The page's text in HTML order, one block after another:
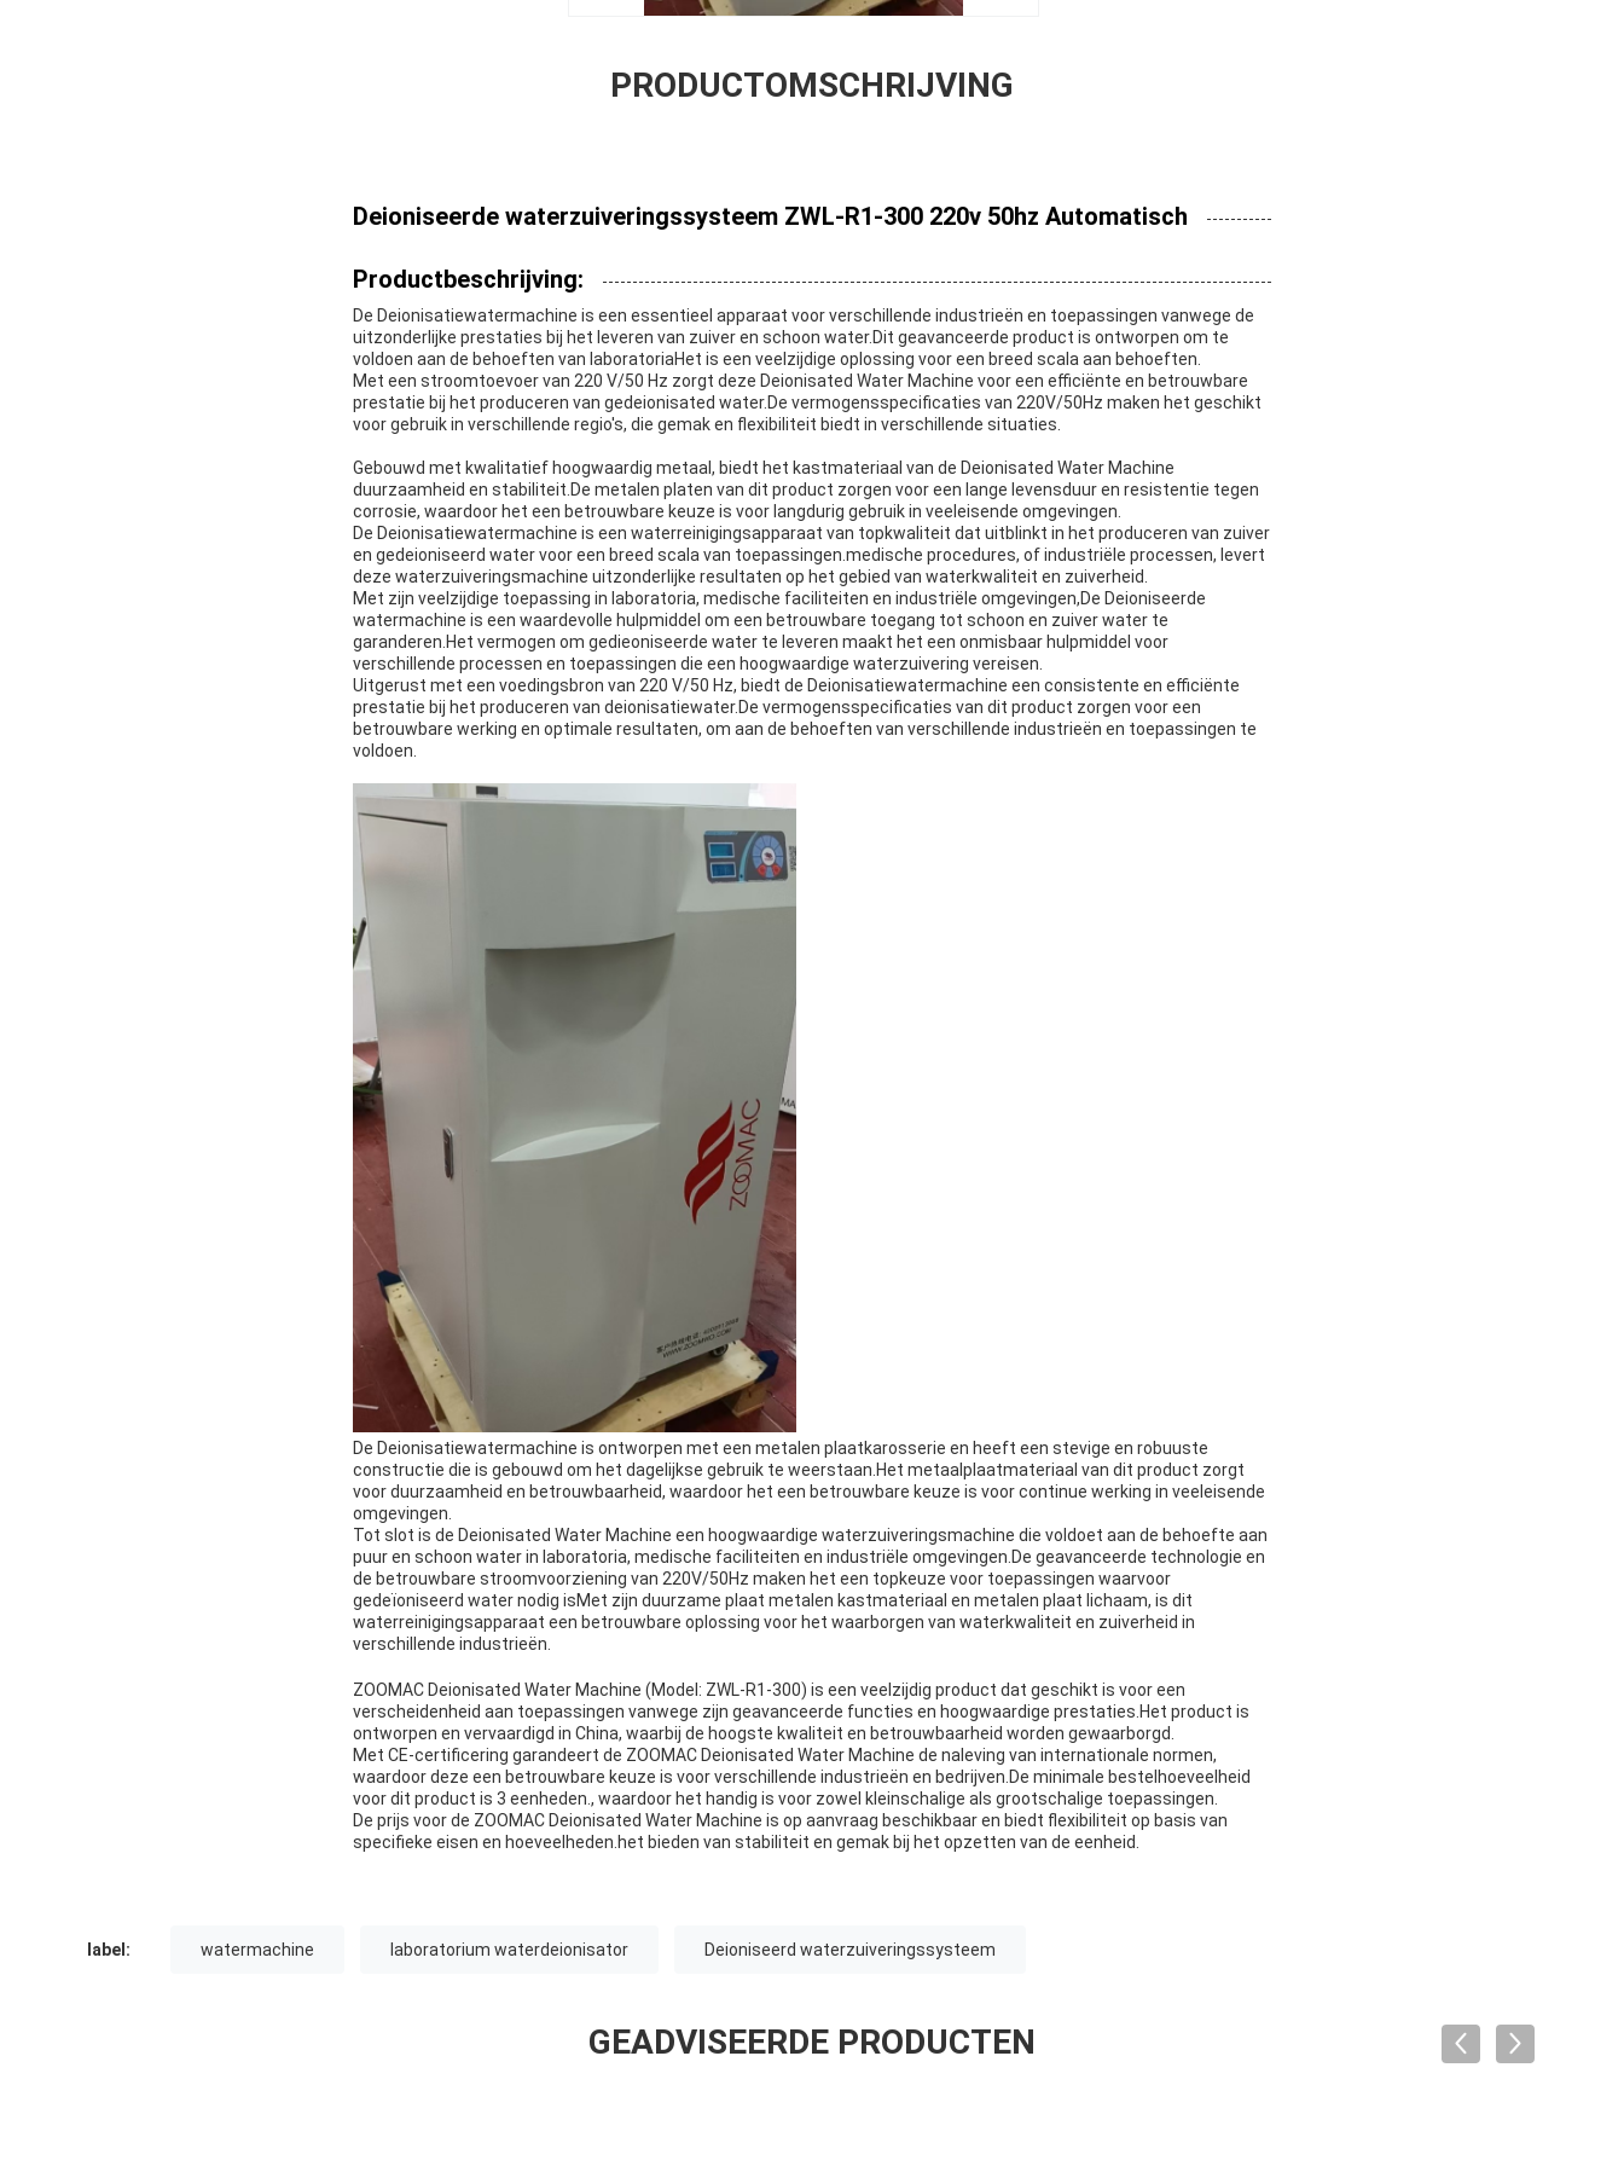
PRODUCTOMSCHRIJVING
Deioniseerde waterzuiveringssysteem ZWL-R1-300 220v 50hz Automatisch
Productbeschrijving:
De Deionisatiewatermachine is een essentieel apparaat voor verschillende industrieën en toepassingen vanwege de
uitzonderlijke prestaties bij het leveren van zuiver en schoon water.Dit geavanceerde product is ontworpen om te
voldoen aan de behoeften van laboratoriaHet is een veelzijdige oplossing voor een breed scala aan behoeften.
Met een stroomtoevoer van 220 V/50 Hz zorgt deze Deionisated Water Machine voor een efficiënte en betrouwbare
prestatie bij het produceren van gedeionisated water.De vermogensspecificaties van 220V/50Hz maken het geschikt
voor gebruik in verschillende regio's, die gemak en flexibiliteit biedt in verschillende situaties.
Gebouwd met kwalitatief hoogwaardig metaal, biedt het kastmateriaal van de Deionisated Water Machine
duurzaamheid en stabiliteit.De metalen platen van dit product zorgen voor een lange levensduur en resistentie tegen
corrosie, waardoor het een betrouwbare keuze is voor langdurig gebruik in veeleisende omgevingen.
De Deionisatiewatermachine is een waterreinigingsapparaat van topkwaliteit dat uitblinkt in het produceren van zuiver
en gedeioniseerd water voor een breed scala van toepassingen.medische procedures, of industriële processen, levert
deze waterzuiveringsmachine uitzonderlijke resultaten op het gebied van waterkwaliteit en zuiverheid.
Met zijn veelzijdige toepassing in laboratoria, medische faciliteiten en industriële omgevingen,De Deioniseerde
watermachine is een waardevolle hulpmiddel om een betrouwbare toegang tot schoon en zuiver water te
garanderen.Het vermogen om gedieoniseerde water te leveren maakt het een onmisbaar hulpmiddel voor
verschillende processen en toepassingen die een hoogwaardige waterzuivering vereisen.
Uitgerust met een voedingsbron van 220 V/50 Hz, biedt de Deionisatiewatermachine een consistente en efficiënte
prestatie bij het produceren van deionisatiewater.De vermogensspecificaties van dit product zorgen voor een
betrouwbare werking en optimale resultaten, om aan de behoeften van verschillende industrieën en toepassingen te
voldoen.
De Deionisatiewatermachine is ontworpen met een metalen plaatkarosserie en heeft een stevige en robuuste
constructie die is gebouwd om het dagelijkse gebruik te weerstaan.Het metaalplaatmateriaal van dit product zorgt
voor duurzaamheid en betrouwbaarheid, waardoor het een betrouwbare keuze is voor continue werking in veeleisende
omgevingen.
Tot slot is de Deionisated Water Machine een hoogwaardige waterzuiveringsmachine die voldoet aan de behoefte aan
puur en schoon water in laboratoria, medische faciliteiten en industriële omgevingen.De geavanceerde technologie en
de betrouwbare stroomvoorziening van 220V/50Hz maken het een topkeuze voor toepassingen waarvoor
gedeïoniseerd water nodig isMet zijn duurzame plaat metalen kastmateriaal en metalen plaat lichaam, is dit
waterreinigingsapparaat een betrouwbare oplossing voor het waarborgen van waterkwaliteit en zuiverheid in
verschillende industrieën.
ZOOMAC Deionisated Water Machine (Model: ZWL-R1-300) is een veelzijdig product dat geschikt is voor een
verscheidenheid aan toepassingen vanwege zijn geavanceerde functies en hoogwaardige prestaties.Het product is
ontworpen en vervaardigd in China, waarbij de hoogste kwaliteit en betrouwbaarheid worden gewaarborgd.
Met CE-certificering garandeert de ZOOMAC Deionisated Water Machine de naleving van internationale normen,
waardoor deze een betrouwbare keuze is voor verschillende industrieën en bedrijven.De minimale bestelhoeveelheid
voor dit product is 3 eenheden., waardoor het handig is voor zowel kleinschalige als grootschalige toepassingen.
De prijs voor de ZOOMAC Deionisated Water Machine is op aanvraag beschikbaar en biedt flexibiliteit op basis van
specifieke eisen en hoeveelheden.het bieden van stabiliteit en gemak bij het opzetten van de eenheid.
label: watermachine laboratorium waterdeionisator Deioniseerd waterzuiveringssysteem
GEADVISEERDE PRODUCTEN